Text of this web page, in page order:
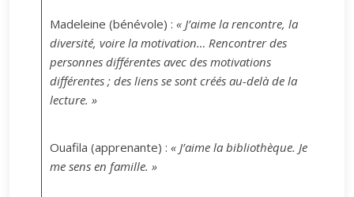
Madeleine (bénévole) : « J’aime la rencontre, la
diversité, voire la motivation… Rencontrer des
personnes différentes avec des motivations
différentes ; des liens se sont créés au-delà de la
lecture. »
Ouafila (apprenante) : « J’aime la bibliothèque. Je
me sens en famille. »